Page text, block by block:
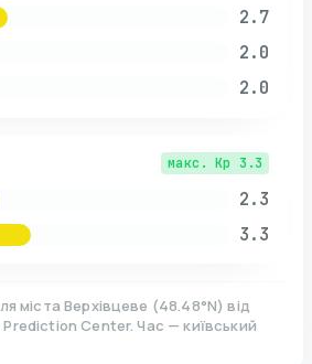
2.7
2.0
2.0
макс. Kp 3.3
2.3
3.3
міста Верхівцеве (48.48°N)від
Center. Час — київський